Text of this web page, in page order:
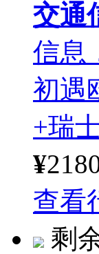
交通
信息
初遇
+瑞
¥
查看
剩